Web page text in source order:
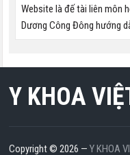
Website là đế tài liên môn
Dương Công Đông hướng
Y KHOA
Copyright © 2026 —Y KHOA